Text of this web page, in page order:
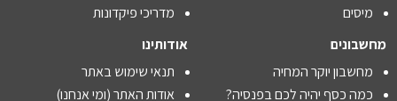
מיסים
מדריכי פיקדונות
מחשבונים
מחשבון יוקר המחיה
כמה כסף יהיה לכם בפנסיה?
אודותינו
תנאי שימוש באתר
אודות האתר (ומי אנחנו)